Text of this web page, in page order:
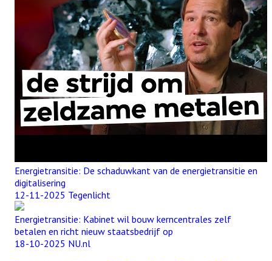
Energietransitie: De schaduwkant van de energietransitie en
digitalisering
12-11-2025 Tegenlicht
Energietransitie: Kabinet wil bouw kerncentrales zelf
betalen en richt nieuw staatsbedrijf op
18-10-2025 NU.nl